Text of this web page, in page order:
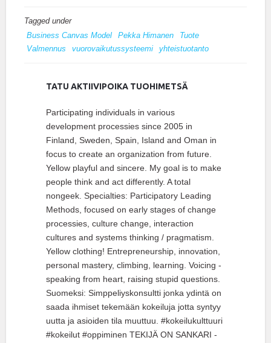
Tagged under
Business Canvas Model
Pekka Himanen
Tuote
Valmennus
vuorovaikutussysteemi yhteistuotanto
TATU AKTIIVIPOIKA TUOHIMETSÄ
Participating individuals in various
development processies since 2005 in
Finland, Sweden, Spain, Island and Oman in
focus to create an organization from future.
Yellow playful and sincere. My goal is to make
people think and act differently. A total
nongeek. Specialties: Participatory Leading
Methods, focused on early stages of change
processies, culture change, interaction
cultures and systems thinking / pragmatism.
Yellow clothing! Entrepreneurship, innovation,
personal mastery, climbing, learning. Voicing -
speaking from heart, raising stupid questions.
Suomeksi: Simppeliyskonsultti jonka ydintä on
saada ihmiset tekemään kokeiluja jotta syntyy
uutta ja asioiden tila muuttuu. #kokeilukulttuuri
#kokeilut #oppiminen TEKIJÄ ON SANKARI -